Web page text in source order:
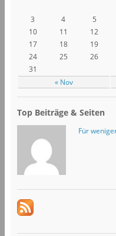
« Nov
3
4 5
10
11 12
17
18 19
24
25 26
31
Top Beiträge & Seiten
Für